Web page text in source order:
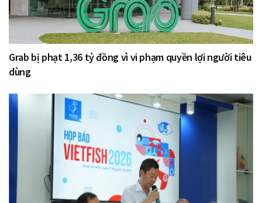
Grab bị phạt 1,36 tỷ đồng vì vi phạm quyền lợi người tiêu
dùng